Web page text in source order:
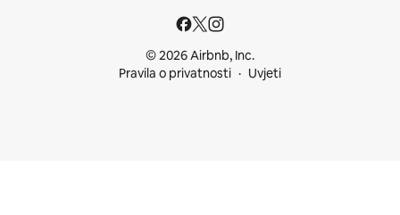
© 2026 Airbnb, Inc.
Pravila o privatnosti
Uvjeti